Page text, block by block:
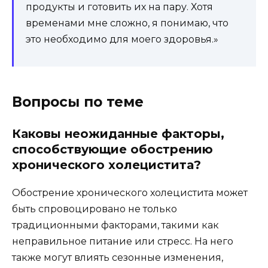
продукты и готовить их на пару. Хотя
временами мне сложно, я понимаю, что
это необходимо для моего здоровья.»
Вопросы по теме
Каковы неожиданные факторы,
способствующие обострению
хронического холецистита?
Обострение хронического холецистита может
быть спровоцировано не только
традиционными факторами, такими как
неправильное питание или стресс. На него
также могут влиять сезонные изменения,